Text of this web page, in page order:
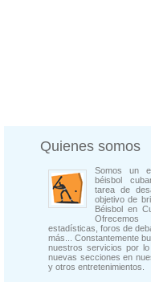
Quienes somos
Somos un
béisbol
tarea de
objetivo de
Béisbol en
estadísticas, foros de
más... Constantemente
nuestros servicios por
nuevas secciones en
y otros entretenimientos.